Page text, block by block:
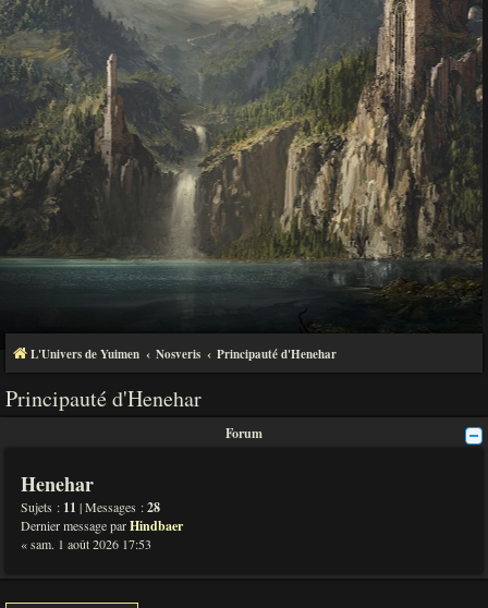
L'Univers de Yuimen Nosveris Principauté d'Henehar
Principauté d'Henehar
Forum
Henehar
Sujets : 11 | Messages :28
Dernier message parHindbaer
« sam. 1 août 2026 17:53